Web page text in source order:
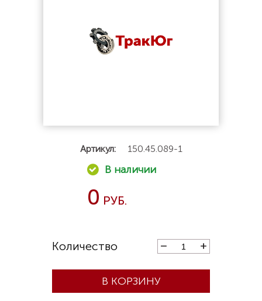
Артикул: 150.45.089-1
0
В КОРЗИНУ